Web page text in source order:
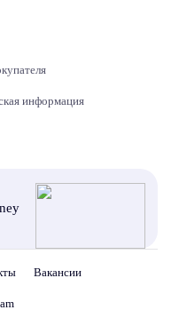
информация
Вакансии